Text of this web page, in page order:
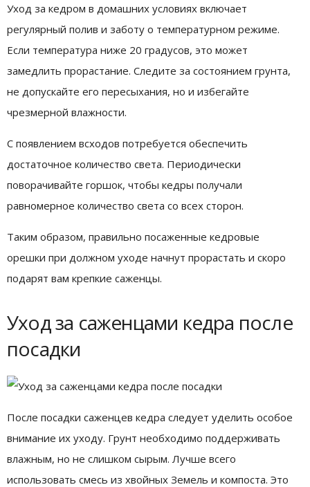
Уход за кедром в домашних условиях включает
регулярный полив и заботу о температурном режиме.
Если температура ниже 20 градусов, это может
замедлить прорастание. Следите за состоянием грунта,
не допускайте его пересыхания, но и избегайте
чрезмерной влажности.
С появлением всходов потребуется обеспечить
достаточное количество света. Периодически
поворачивайте горшок, чтобы кедры получали
равномерное количество света со всех сторон.
Таким образом, правильно посаженные кедровые
орешки при должном уходе начнут прорастать и скоро
подарят вам крепкие саженцы.
Уход за саженцами кедра после
посадки
После посадки саженцев кедра следует уделить особое
внимание их уходу. Грунт необходимо поддерживать
влажным, но не слишком сырым. Лучше всего
использовать смесь из хвойных Земель и компоста. Это